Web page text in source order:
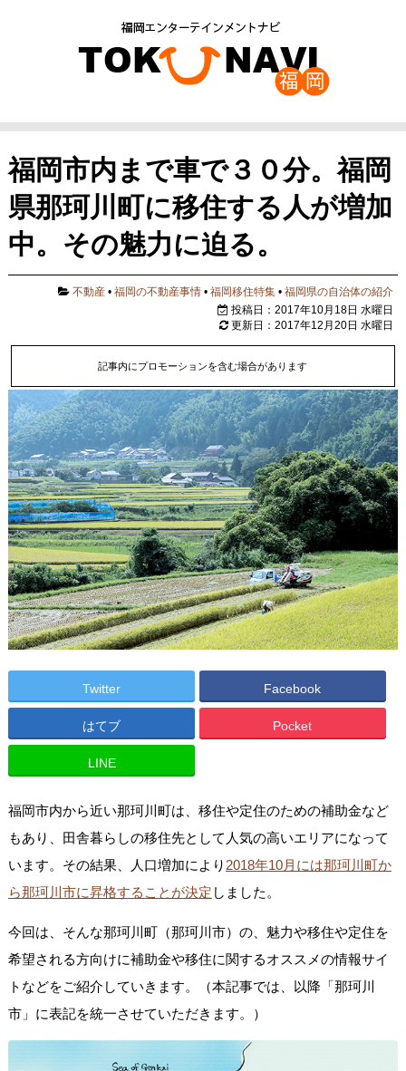
福岡市内まで車で３０分。福岡
県那珂川町に移住する人が増加
中。その魅力に迫る。
不動産 •福岡の不動産事情 •福岡移住特集 •福岡県の自治体の紹介
投稿日：2017年10月18日 水曜日
更新日：2017年12月20日 水曜日
記事内にプロモーションを含む場合があります
Twitter Facebook
はてブ Pocket
LINE
福岡市内から近い那珂川町は、移住や定住のための補助金など
もあり、田舎暮らしの移住先として人気の高いエリアになって
います。その結果、人口増加により 2018年10月には那珂川町か
ら那珂川市に昇格することが決定 しました。
今回は、そんな那珂川町（那珂川市）の、魅力や移住や定住を
希望される方向けに補助金や移住に関するオススメの情報サイ
トなどをご紹介していきます。（本記事では、以降「那珂川
市」に表記を統一させていただきます。）